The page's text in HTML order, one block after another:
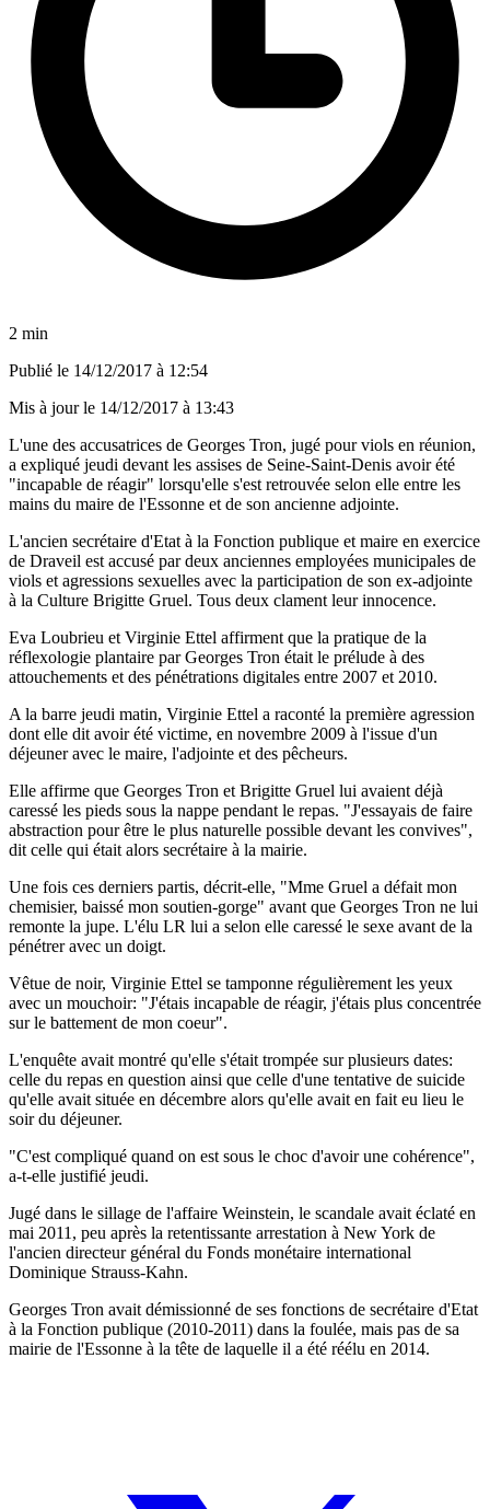
2 min
Publié le 14/12/2017 à 12:54
Mis à jour le 14/12/2017 à 13:43
L'une des accusatrices de Georges Tron, jugé pour viols en réunion,
a expliqué jeudi devant les assises de Seine-Saint-Denis avoir été
"incapable de réagir" lorsqu'elle s'est retrouvée selon elle entre les
mains du maire de l'Essonne et de son ancienne adjointe.
L'ancien secrétaire d'Etat à la Fonction publique et maire en exercice
de Draveil est accusé par deux anciennes employées municipales de
viols et agressions sexuelles avec la participation de son ex-adjointe
à la Culture Brigitte Gruel. Tous deux clament leur innocence.
Eva Loubrieu et Virginie Ettel affirment que la pratique de la
réflexologie plantaire par Georges Tron était le prélude à des
attouchements et des pénétrations digitales entre 2007 et 2010.
A la barre jeudi matin, Virginie Ettel a raconté la première agression
dont elle dit avoir été victime, en novembre 2009 à l'issue d'un
déjeuner avec le maire, l'adjointe et des pêcheurs.
Elle affirme que Georges Tron et Brigitte Gruel lui avaient déjà
caressé les pieds sous la nappe pendant le repas. "J'essayais de faire
abstraction pour être le plus naturelle possible devant les convives",
dit celle qui était alors secrétaire à la mairie.
Une fois ces derniers partis, décrit-elle, "Mme Gruel a défait mon
chemisier, baissé mon soutien-gorge" avant que Georges Tron ne lui
remonte la jupe. L'élu LR lui a selon elle caressé le sexe avant de la
pénétrer avec un doigt.
Vêtue de noir, Virginie Ettel se tamponne régulièrement les yeux
avec un mouchoir: "J'étais incapable de réagir, j'étais plus concentrée
sur le battement de mon coeur".
L'enquête avait montré qu'elle s'était trompée sur plusieurs dates:
celle du repas en question ainsi que celle d'une tentative de suicide
qu'elle avait située en décembre alors qu'elle avait en fait eu lieu le
soir du déjeuner.
"C'est compliqué quand on est sous le choc d'avoir une cohérence",
a-t-elle justifié jeudi.
Jugé dans le sillage de l'affaire Weinstein, le scandale avait éclaté en
mai 2011, peu après la retentissante arrestation à New York de
l'ancien directeur général du Fonds monétaire international
Dominique Strauss-Kahn.
Georges Tron avait démissionné de ses fonctions de secrétaire d'Etat
à la Fonction publique (2010-2011) dans la foulée, mais pas de sa
mairie de l'Essonne à la tête de laquelle il a été réélu en 2014.